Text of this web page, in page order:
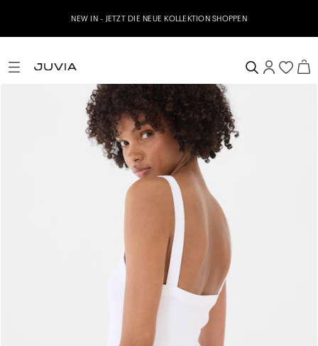
erhalten